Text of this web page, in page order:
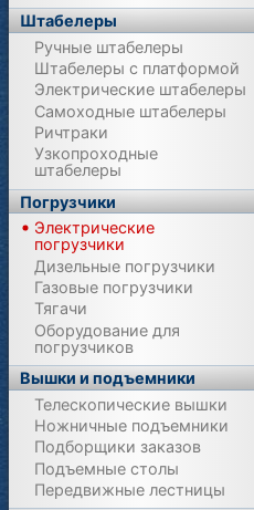
Штабелеры
Ручные штабелеры
Штабелеры с платформой
Электрические штабелеры
Самоходные штабелеры
Ричтраки
Узкопроходные
штабелеры
Погрузчики
Электрические
погрузчики
Дизельные погрузчики
Газовые погрузчики
Тягачи
Оборудование для
погрузчиков
Вышки и подъемники
Телескопические вышки
Ножничные подъемники
Подборщики заказов
Подъемные столы
Передвижные лестницы